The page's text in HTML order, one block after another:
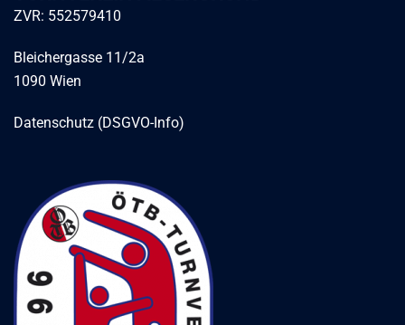
ZVR: 552579410
Bleichergasse 11/2a
1090 Wien
Datenschutz (DSGVO-Info)